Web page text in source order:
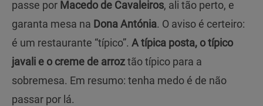
passe por Macedo de Cavaleiros, ali tão perto, e
garanta mesa na Dona Antónia. O aviso é certeiro:
é um restaurante “típico”. A típica posta, o típico
javali e o creme de arroztão típico para a
sobremesa. Em resumo: tenha medo é de não
passar por lá.